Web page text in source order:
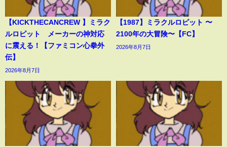
【KICKTHECANCREW 】ミラク
ルロピット メーカーの神対応
に震える！【ファミコン心拳外
伝】
2026年8月7日
【1987】ミラクルロピット 〜
2100年の大冒険〜【FC】
2026年8月7日